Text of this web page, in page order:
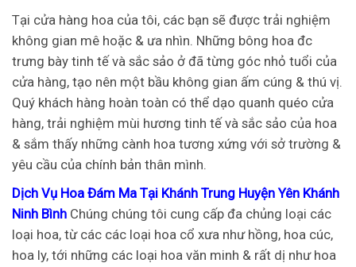
Tại cửa hàng hoa của tôi, các bạn sẽ được trải nghiệm
không gian mê hoặc & ưa nhìn. Những bông hoa đc
trưng bày tinh tế và sắc sảo ở đã từng góc nhỏ tuổi của
cửa hàng, tạo nên một bầu không gian ấm cúng & thú vị.
Quý khách hàng hoàn toàn có thể dạo quanh quéo cửa
hàng, trải nghiệm mùi hương tinh tế và sắc sảo của hoa
& sắm thấy những cành hoa tương xứng với sở trường &
yêu cầu của chính bản thân mình.
Dịch Vụ Hoa Đám Ma Tại Khánh Trung Huyện Yên Khánh
Ninh Bình Chúng chúng tôi cung cấp đa chủng loại các
loại hoa, từ các các loại hoa cổ xưa như hồng, hoa cúc,
hoa ly, tới những các loại hoa văn minh & rất dị như hoa